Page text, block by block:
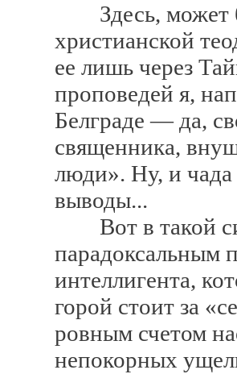
Здесь, может
христианской
ее лишь через
проповедей я,
Белграде — да,
священника,
люди». Ну, и чада
выводы...
Вот в такой
парадоксальным
интеллигента,
горой стоит за
ровным счетом
непокорных